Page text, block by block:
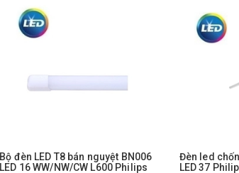
Bộ đèn LED T8 bán nguyệt BN006
LED 16 WW/NW/CW L600 Philips
Đèn led
LED 37